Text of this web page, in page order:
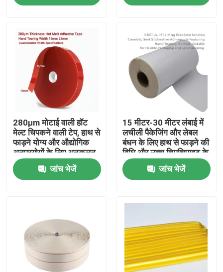
वीडियो
हमारे बारे में
फैक्टरी यात्रा
गुणवत्ता नियंत्रण
हमसे संपर्क करें
गर्म पिघल चिपकने वाला टेप
कालीन चिपकने वाला टेप
280μm मोटाई वाली हॉट
मेल्ट चिपकने वाली टेप, हाथ से
फाड़ने योग्य और औद्योगिक
अनुप्रयोगों के लिए अनुकूलन
योग्य चौड़ाई के साथ
जांच भेजें
15 मीटर-30 मीटर लंबाई में
लचीली पैकेजिंग और लेबल
बंधन के लिए हाथ से फाड़ने की
विधि और उच्च चिपचिपाहट के
साथ कॉटन हॉट मेल्ट चिपकने
वाला टेप
जांच भेजें